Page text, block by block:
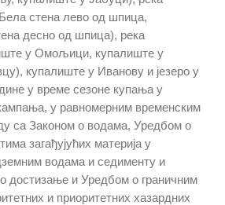
стена лево од шпица,
десно од шпица), река
у Омољици, купалиште у
купалиште у Иванову и језеро у
у време сезоне купања у
у равномерним временским
са Законом о водамa, Уредбом о
загађујућих материја у
водама и седименту и
достизање и Уредбом о граничним
и приоритетних хазардних